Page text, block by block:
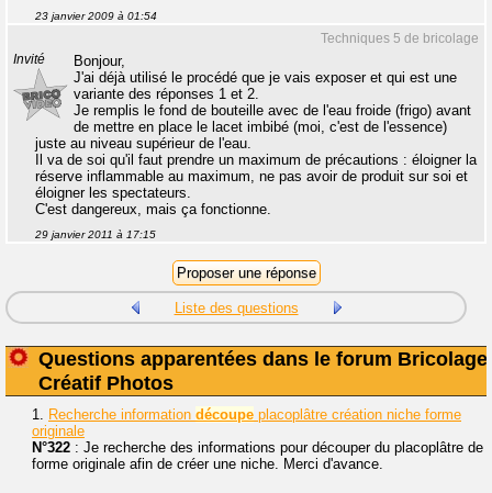
23 janvier 2009 à 01:54
Techniques 5 de bricolage
Invité
Bonjour,
J'ai déjà utilisé le procédé que je vais exposer et qui est une
variante des réponses 1 et 2.
Je remplis le fond de bouteille avec de l'eau froide (frigo) avant
de mettre en place le lacet imbibé (moi, c'est de l'essence)
juste au niveau supérieur de l'eau.
Il va de soi qu'il faut prendre un maximum de précautions : éloigner la
réserve inflammable au maximum, ne pas avoir de produit sur soi et
éloigner les spectateurs.
C'est dangereux, mais ça fonctionne.
29 janvier 2011 à 17:15
Liste des questions
Questions apparentées dans le forum Bricolage
Créatif Photos
1. Recherche information découpe placoplâtre création niche forme
originale
N°322 : Je recherche des informations pour découper du placoplâtre de
forme originale afin de créer une niche. Merci d'avance.